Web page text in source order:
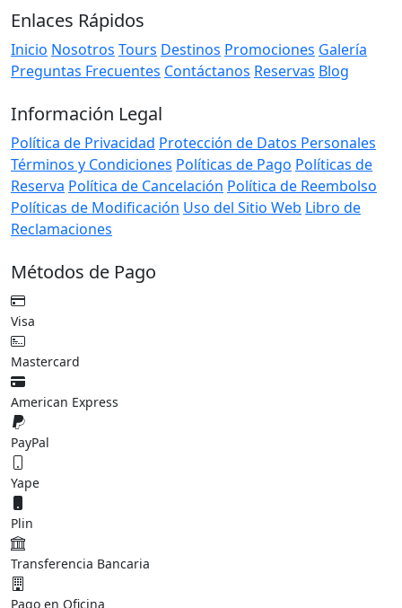
+51 973015953
+51 987101502
Lun - Dom: 8:00 AM - 8:00 PM
Enlaces Rápidos
Inicio Nosotros Tours Destinos Promociones
Galería
Preguntas FrecuentesContáctanosReservasBlog
Información Legal
Política de Privacidad
Reserva Política de Cancelación
Políticas de Modificación
Reclamaciones
Métodos de Pago
Visa
Mastercard
American Express
PayPal
Yape